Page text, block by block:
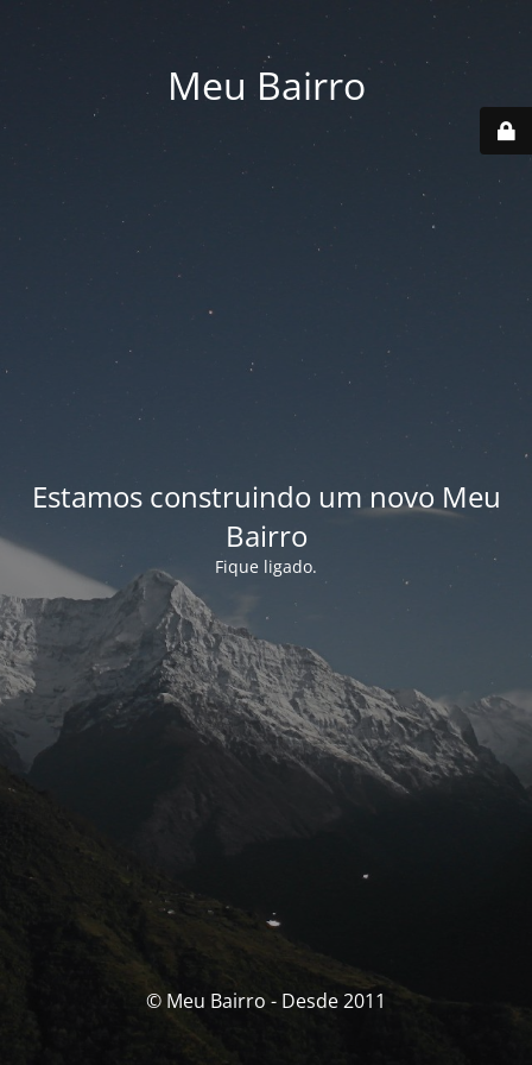
Meu Bairro
Estamos construindo um novo Meu
Bairro
Fique ligado.
© Meu Bairro - Desde 2011